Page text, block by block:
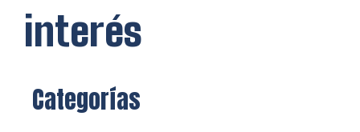
interés
Categorías